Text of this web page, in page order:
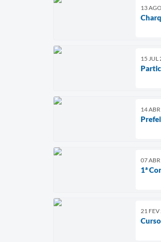
13
15 JUL
14
07
1ª
21